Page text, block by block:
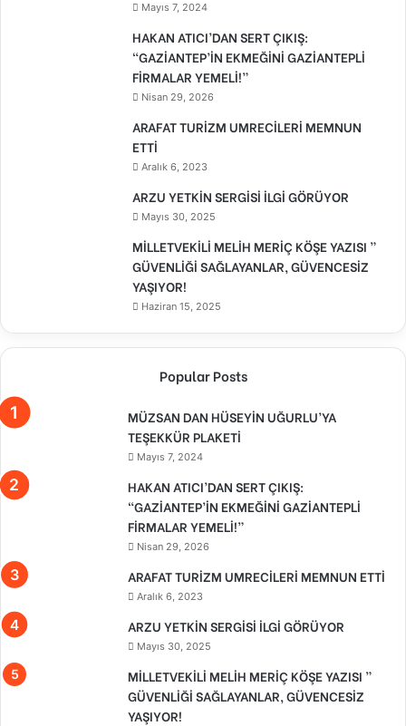
Mayıs 7, 2024
HAKAN ATICI’DAN SERT ÇIKIŞ:
“GAZİANTEP’İN EKMEĞİNİ GAZİANTEPLİ
FİRMALAR YEMELİ!”
Nisan 29, 2026
ARAFAT TURİZM UMRECİLERİ MEMNUN
ETTİ
Aralık 6, 2023
ARZU YETKİN SERGİSİ İLGİ GÖRÜYOR
Mayıs 30, 2025
MİLLETVEKİLİ MELİH MERİÇ KÖŞE YAZISI ”
GÜVENLİĞİ SAĞLAYANLAR, GÜVENCESİZ
YAŞIYOR!
Haziran 15, 2025
Popular Posts
MÜZSAN DAN HÜSEYİN UĞURLU’YA
TEŞEKKÜR PLAKETİ
Mayıs 7, 2024
HAKAN ATICI’DAN SERT ÇIKIŞ:
“GAZİANTEP’İN EKMEĞİNİ GAZİANTEPLİ
FİRMALAR YEMELİ!”
Nisan 29, 2026
ARAFAT TURİZM UMRECİLERİ MEMNUN ETTİ
Aralık 6, 2023
ARZU YETKİN SERGİSİ İLGİ GÖRÜYOR
Mayıs 30, 2025
MİLLETVEKİLİ MELİH MERİÇ KÖŞE YAZISI ”
GÜVENLİĞİ SAĞLAYANLAR, GÜVENCESİZ
YAŞIYOR!